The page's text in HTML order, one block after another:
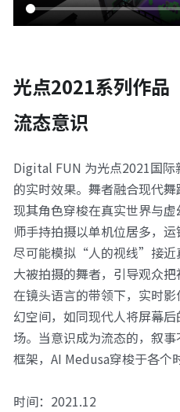
光点2021系列作品
流态意识
Digital FUN 为光点2021国
的实时效果。舞者融合现代
现其角色穿梭在真实世界与
师手持拍摄以单机位居多，运
尽可能模拟“人的视线”接近
大被拍摄的舞者，引导观众把
在镜头语言的带领下，实时
幻空间，如同现代人将屏幕
场。当意识成为流态的，叙
框架，AI Medusa穿梭于各个
时间：2021.12